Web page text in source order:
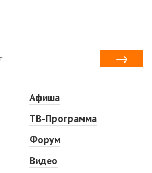
Афиша
ТВ-Программа
Форум
Видео